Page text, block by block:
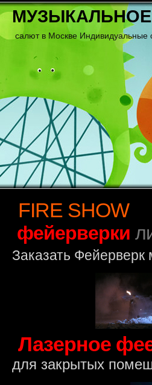
салют в Москве Индивидуальные
FIRE SHOW
фейерверки
Заказать
Лазерное
для закрытых